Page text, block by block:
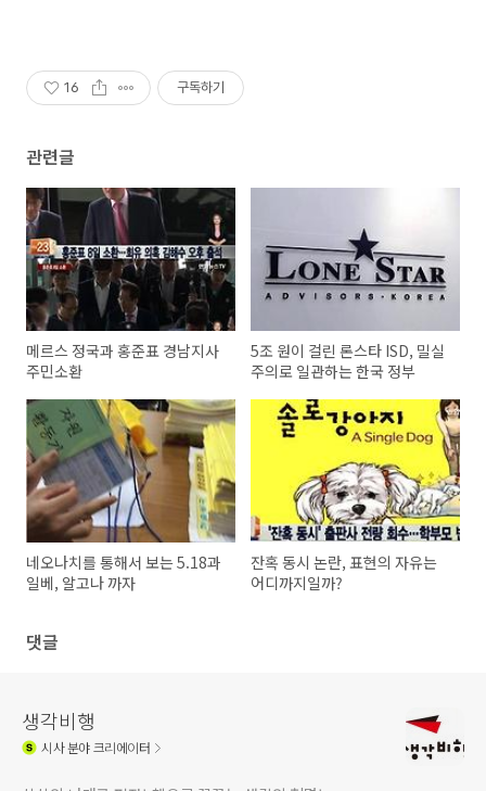
16 구독하기
관련글
메르스 정국과 홍준표 경남지사
주민소환
5조 원이 걸린 론스타 ISD, 밀실
주의로 일관하는 한국 정부
네오나치를 통해서 보는 5.18과
일베, 알고나 까자
잔혹 동시 논란, 표현의 자유는
어디까지일까?
댓글
생각비행
시사분야 크리에이터